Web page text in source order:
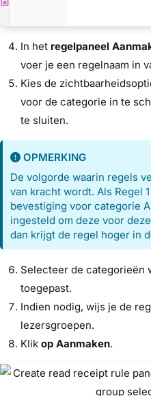
In het regelpaneel
voer je een regelnaam in
Kies de
voor de categorie in te
te sluiten.
OPMERKING
De volgorde waarin regels
van kracht wordt. Als Regel
bevestiging voor categorie
ingesteld om deze voor
dan krijgt de regel hoger in
Selecteer de categorieën
toegepast.
Indien nodig, wijs je de
lezersgroepen.
Klik op Aanmaken.